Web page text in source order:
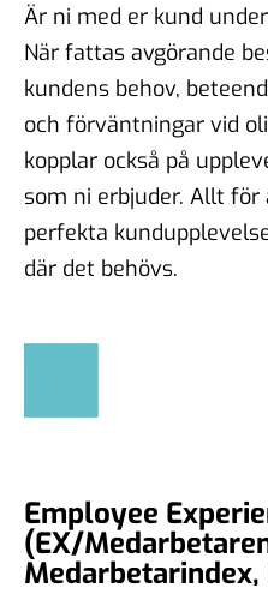
Är ni med er kund
När fattas avgörande
kundens behov,
och förväntningar vid
kopplar också på
som ni erbjuder. Allt för
perfekta
där det behövs.
Employee
(EX/
Medarbetarindex,